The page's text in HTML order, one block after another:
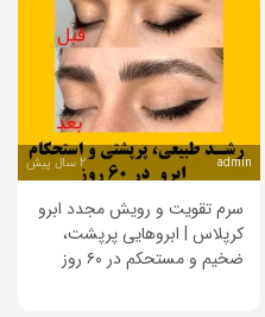
admin 2 سال پیش
سرم تقویت و رویش مجدد ابرو
کرپلاس | ابروهایی پرپشت،
ضخیم و مستحکم در ۶۰ روز